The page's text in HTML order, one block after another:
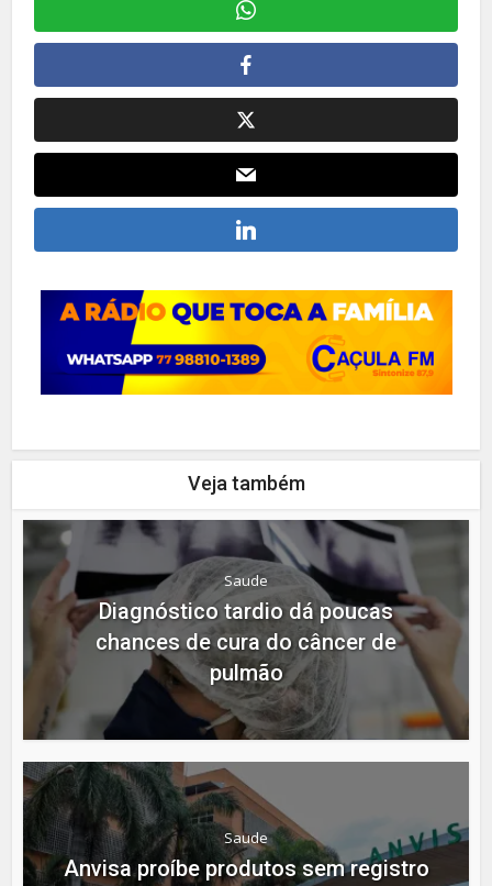
Veja também
Saude
Diagnóstico tardio dá poucas
chances de cura do câncer de
pulmão
Saude
Anvisa proíbe produtos sem registro